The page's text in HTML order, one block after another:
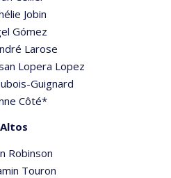
Jobin
Gómez
Larose
Lopera Lopez
Guignard
Côté*
Altos
Robinson
Touron